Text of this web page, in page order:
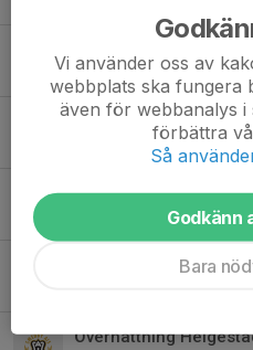
28 maj, 10:48 0
Angående kallelser
6 maj, 23:22 0
SAIS-dagen och
26 apr, 14:33 2
Lost and found från
Övernattning
Vi använder oss av
webbplats ska fungera
även för webbanalys i
förbättra
Så
Godkänn
Bara